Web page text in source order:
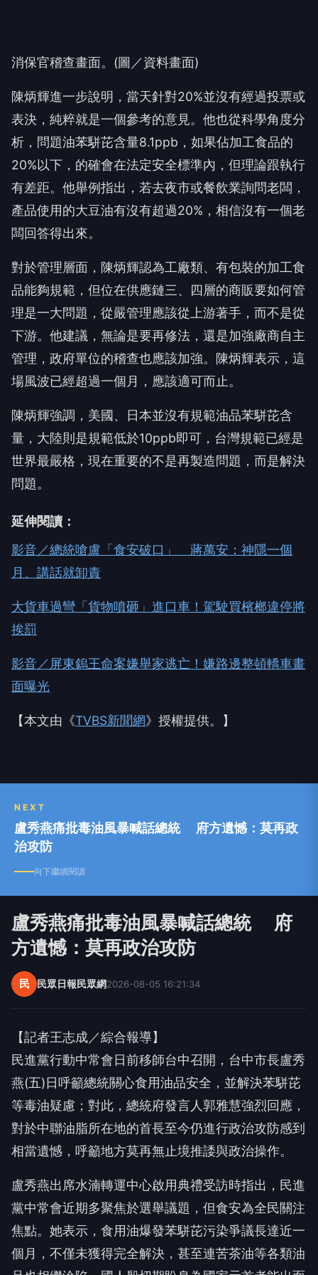
消保官稽查畫面。(圖／資料畫面)
陳炳輝進一步說明，當天針對20%並沒有經過投票或
表決，純粹就是一個參考的意見。他也從科學角度分
析，問題油苯駢芘含量8.1ppb，如果佔加工食品的
20%以下，的確會在法定安全標準內，但理論跟執行
有差距。他舉例指出，若去夜市或餐飲業詢問老闆，
產品使用的大豆油有沒有超過20%，相信沒有一個老
闆回答得出來。
對於管理層面，陳炳輝認為工廠類、有包裝的加工食
品能夠規範，但位在供應鏈三、四層的商販要如何管
理是一大問題，從嚴管理應該從上游著手，而不是從
下游。他建議，無論是要再修法，還是加強廠商自主
管理，政府單位的稽查也應該加強。陳炳輝表示，這
場風波已經超過一個月，應該適可而止。
陳炳輝強調，美國、日本並沒有規範油品苯駢芘含
量，大陸則是規範低於10ppb即可，台灣規範已經是
世界最嚴格，現在重要的不是再製造問題，而是解決
問題。
延伸閱讀：
影音／總統嗆盧「食安破口」 蔣萬安：神隱一個
月、講話就卸責
大貨車過彎「貨物噴砸」進口車！駕駛買檳榔違停將
挨罰
影音／屏東鎢王命案嫌舉家逃亡！嫌路邊整頓轎車畫
面曝光
【本文由《TVBS新聞網》授權提供。】
NEXT
盧秀燕痛批毒油風暴喊話總統 府方遺憾：莫再政
治攻防
向下繼續閱讀
盧秀燕痛批毒油風暴喊話總統 府
方遺憾：莫再政治攻防
民 民眾日報民眾網2026-08-05 16:21:34
【記者王志成／綜合報導】
民進黨行動中常會日前移師台中召開，台中市長盧秀
燕(五)日呼籲總統關心食用油品安全，並解決苯駢芘
等毒油疑慮；對此，總統府發言人郭雅慧強烈回應，
對於中聯油脂所在地的首長至今仍進行政治攻防感到
相當遺憾，呼籲地方莫再無止境推諉與政治操作。
盧秀燕出席水湳轉運中心啟用典禮受訪時指出，民進
黨中常會近期多聚焦於選舉議題，但食安為全民關注
焦點。她表示，食用油爆發苯駢芘污染爭議長達近一
個月，不僅未獲得完全解決，甚至連苦茶油等各類油